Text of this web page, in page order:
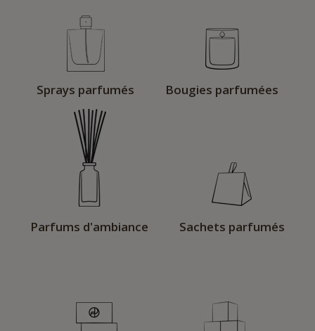
Sprays parfumés Bougies parfumées
Parfums d'ambiance Sachets parfumés